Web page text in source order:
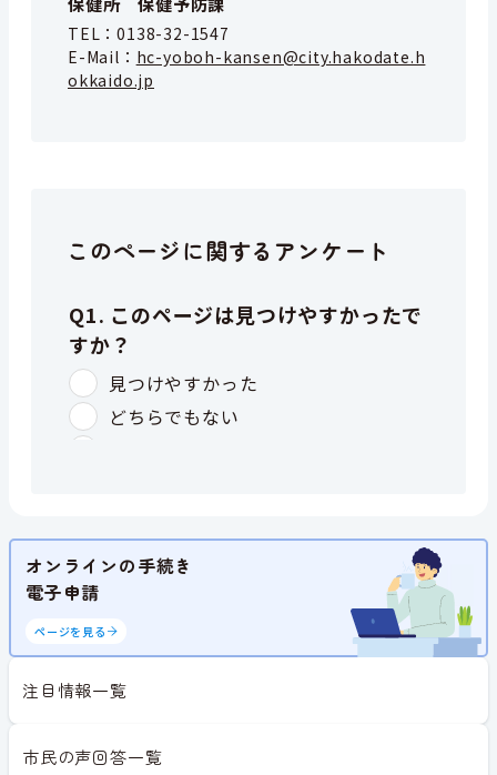
TEL：0138-32-1547
E-Mail： hc-yoboh-kansen@city.hakodate.h
okkaido.jp
このページに関するアンケート
オンラインの手続き
電子申請
ページを見る
注目情報一覧
市民の声回答一覧